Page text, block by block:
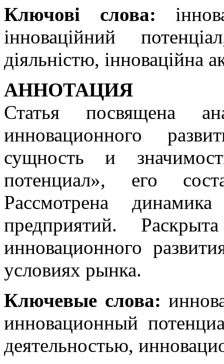
Ключові слова:
інноваційний
діяльністю, інноваційна
АННОТАЦИЯ
Статья посвящена
инновационного
сущность и
потенциал», его
Рассмотрена
предприятий.
инновационного
условиях рынка.
Ключевые слова:
инновационный
деятельностью,